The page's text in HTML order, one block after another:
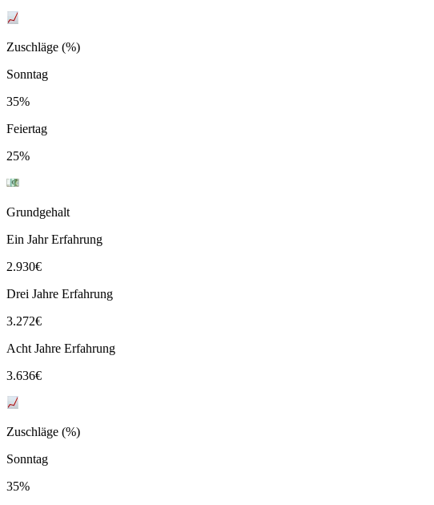
Zuschläge (%)
Sonntag
35%
Feiertag
25%
Grundgehalt
Ein Jahr Erfahrung
2.930€
Drei Jahre Erfahrung
3.272€
Acht Jahre Erfahrung
3.636€
Zuschläge (%)
Sonntag
35%